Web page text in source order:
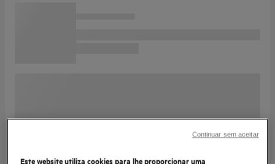
Este website utiliza cookies para lhe proporcionar uma
Continuar sem aceitar